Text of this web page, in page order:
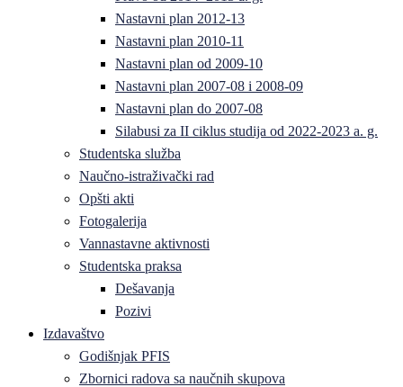
Nastavni plan 2012-13
Nastavni plan 2010-11
Nastavni plan od 2009-10
Nastavni plan 2007-08 i 2008-09
Nastavni plan do 2007-08
Silabusi za II ciklus studija od 2022-2023 a. g.
Studentska služba
Naučno-istraživački rad
Opšti akti
Fotogalerija
Vannastavne aktivnosti
Studentska praksa
Dešavanja
Pozivi
Izdavaštvo
Godišnjak PFIS
Zbornici radova sa naučnih skupova